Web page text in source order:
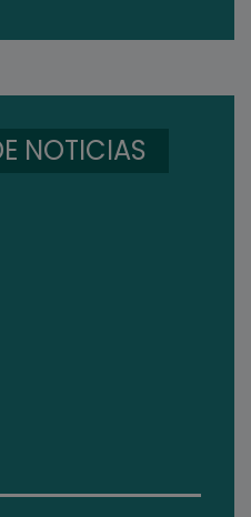
NOTICIAS